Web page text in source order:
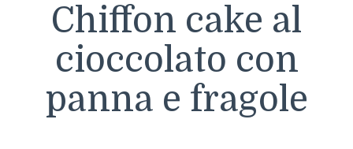
Chiffon cake al
cioccolato con
panna e fragole